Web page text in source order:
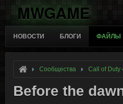
MWGAME
НОВОСТИ БЛОГИ ФАЙЛЫ
Сообщества Call of Duty
Before the